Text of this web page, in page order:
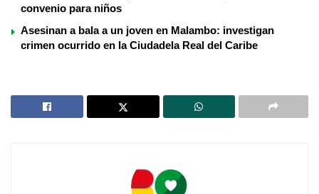
convenio para niños
Asesinan a bala a un joven en Malambo: investigan
crimen ocurrido en la Ciudadela Real del Caribe